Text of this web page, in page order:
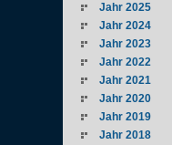
Jahr 2025
Jahr 2024
Jahr 2023
Jahr 2022
Jahr 2021
Jahr 2020
Jahr 2019
Jahr 2018